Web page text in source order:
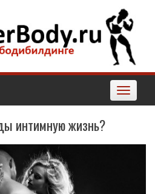
Toggle
интимную жизнь?